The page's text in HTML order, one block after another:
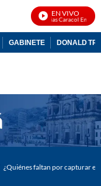
EN VIVO
Noticias Caracol En Vivo
GABINETE DONALD
¿Quiénes faltan por capturar en